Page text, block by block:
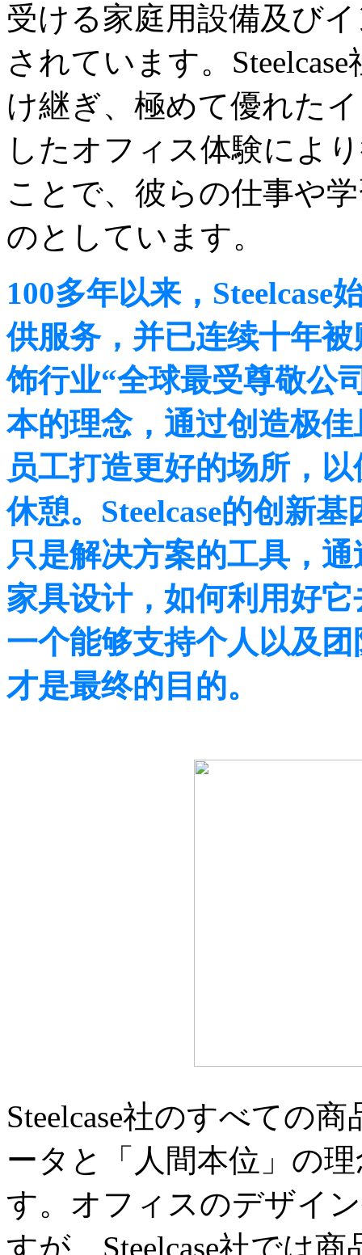
受ける家庭用設備及び
されています。
け継ぎ、極めて優れた
したオフィス体験によ
ことで、彼らの仕事や
のとしています。
100多年以来，Steelcase
供服务，并已连续十年
饰行业“全球最受尊敬公
本的理念，通过创造极
员工打造更好的场所，
休憩。Steelcase的创新
只是解决方案的工具，
家具设计，如何利用好
一个能够支持个人以及
才是最终的目的。
Steelcase社のすべての
ータと「人間本位」の
す。オフィスのデザイ
すが、Steelcase社では